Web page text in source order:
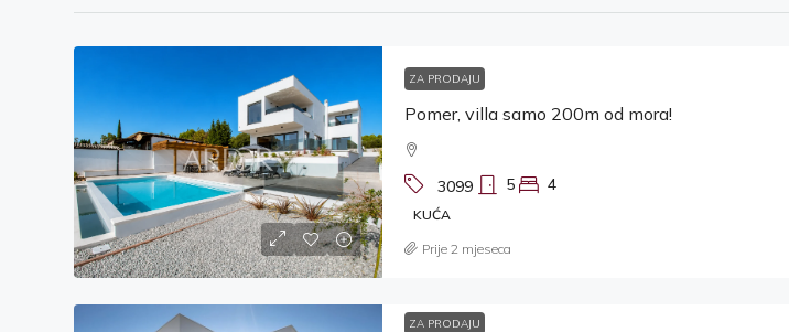
ZA PRODAJU
Pomer, villa samo 200m od mora!
3099 5 4
KUĆA
Prije 2 mjeseca
ZA PRODAJU